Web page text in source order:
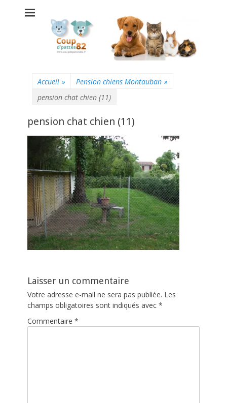
Coup d'pattes 82 -
Pension chats
chiens
Montauban
Accueil » Pension chiens Montauban »
pension chat chien (11)
pension chat chien (11)
Laisser un commentaire
Votre adresse e-mail ne sera pas publiée. Les
champs obligatoires sont indiqués avec *
Commentaire *